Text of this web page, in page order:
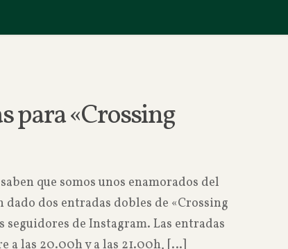
para «Crossing
que somos unos enamorados del
dos entradas dobles de «Crossing
de Instagram. Las entradas
a las 20.00h y a las 21.00h, […]